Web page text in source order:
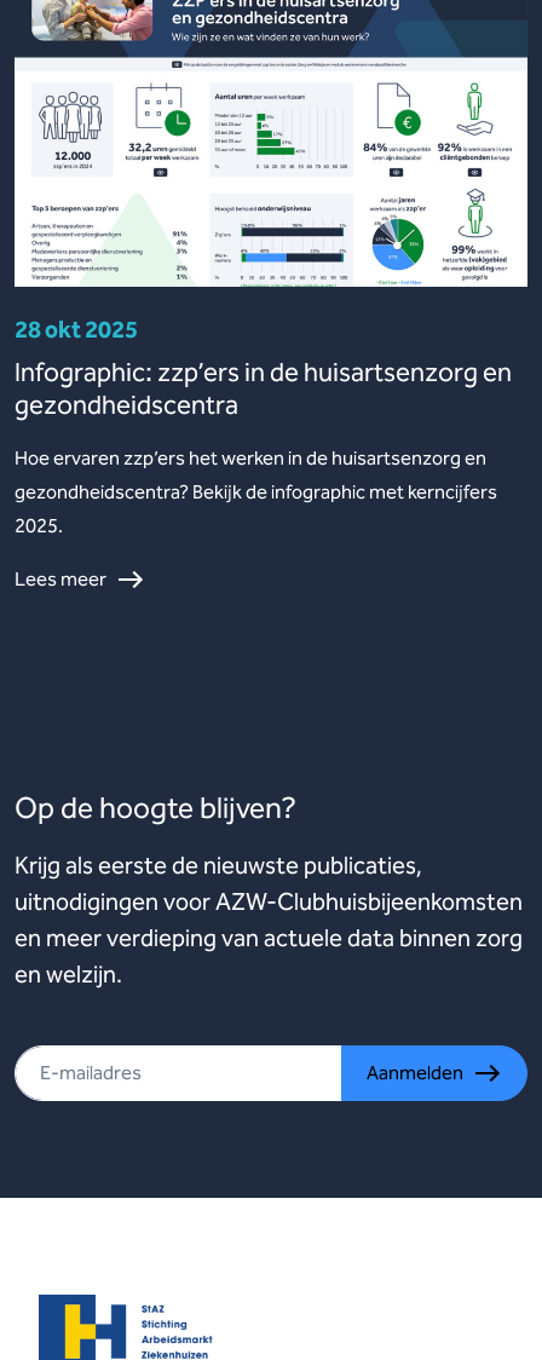
28 okt 2025
Infographic: zzp’ers in de huisartsenzorg en
gezondheidscentra
Hoe ervaren zzp’ers het werken in de huisartsenzorg en
gezondheidscentra? Bekijk de infographic met kerncijfers
2025.
Lees meer
Op de hoogte blijven?
Krijg als eerste de nieuwste publicaties,
uitnodigingen voor AZW-Clubhuisbijeenkomsten
en meer verdieping van actuele data binnen zorg
en welzijn.
Aanmelden